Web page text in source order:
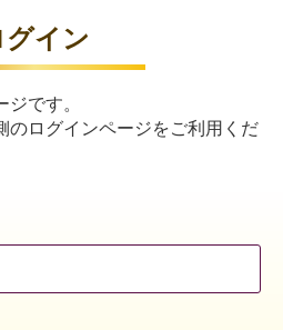
グイン
です。
のログインページをご利用くだ